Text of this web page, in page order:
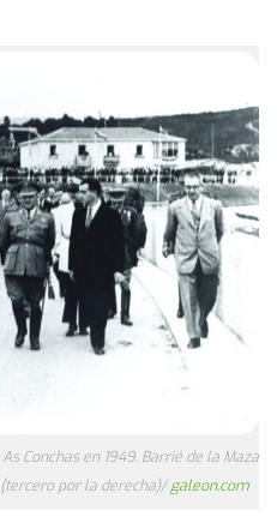
Conchas en 1949. Barrié de la Maza
por la derecha)/galeon.com